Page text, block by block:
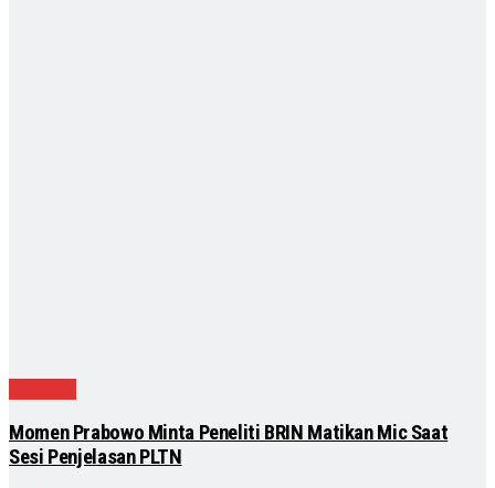
Momen Prabowo Minta Peneliti BRIN Matikan Mic Saat
Sesi Penjelasan PLTN